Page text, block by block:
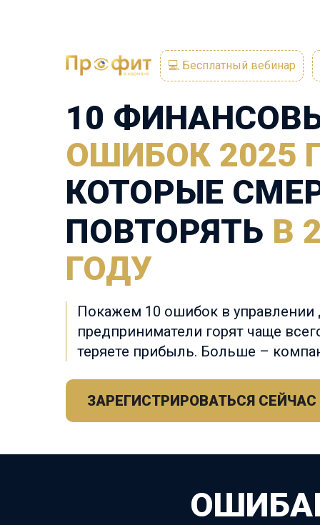
💻 Бесплатный вебинар
10
ОШИБОК 2025
КОТОРЫЕ С
ПОВТОРЯТЬ В
ГОДУ
Покажем 10 ошибок в управлении
предприниматели горят чаще
теряете прибыль. Больше –
ЗАРЕГИСТРИРОВАТЬСЯ СЕЙЧАС